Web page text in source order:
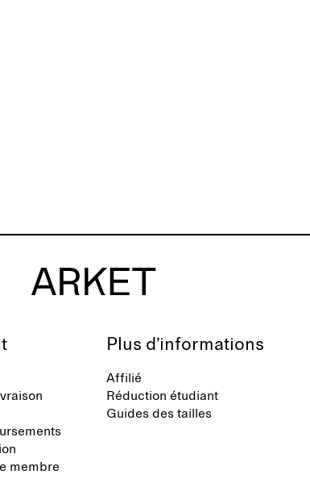
membre
Plus d’informations
Affilié
Réduction étudiant
Guides des tailles